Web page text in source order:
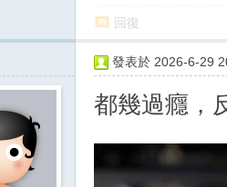
回復
發表於 2026-6-29
都幾過癮，